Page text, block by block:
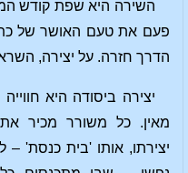
השירה היא שפת קודש
פעם את טעם האושר של
הדרך חזרה. על יצירה,
יצירה ביסודה היא
מאין. כל משורר מכיר
יצירתו, אותו 'בית כנסת' –